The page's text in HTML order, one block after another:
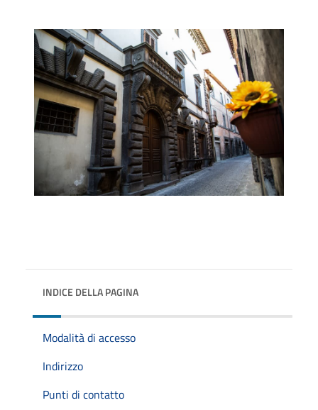
INDICE DELLA PAGINA
Modalità di accesso
Indirizzo
Punti di contatto